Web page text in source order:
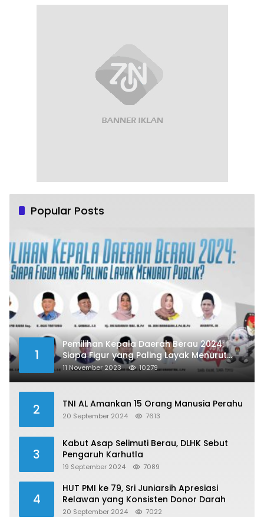
Popular Posts
1
Pemilihan Kepala Daerah Berau 2024:
Siapa Figur yang Paling Layak Menurut
Publik?
11 November 2023 10279
2 TNI AL Amankan 15 Orang Manusia Perahu
20 September 2024 7613
3
Kabut Asap Selimuti Berau, DLHK Sebut
Pengaruh Karhutla
19 September 2024 7089
4
HUT PMI ke 79, Sri Juniarsih Apresiasi
Relawan yang Konsisten Donor Darah
20 September 2024 7022